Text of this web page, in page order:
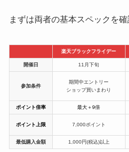
まずは両者の基本スペックを確
楽天ブラックフライデー
開催日 11月下旬
参加条件
期間中エントリー
ショップ買いまわり
ポイント倍率 最大＋9倍
ポイント上限 7,000ポイント
最低購入金額 1,000円(税込)以上